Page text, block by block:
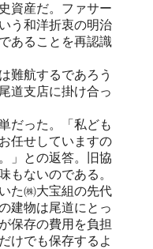
資産だ。ファサー
う和洋折衷の明治
あることを再認識
難航するであろう
道支店に掛け合っ
だった。「私ども
任せしていますの
」との返答。旧協
もないのである。
た㈱大宝組の先代
建物は尾道にとっ
保存の費用を負担
けでも保存するよ